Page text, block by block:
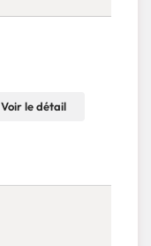
Voir le détail